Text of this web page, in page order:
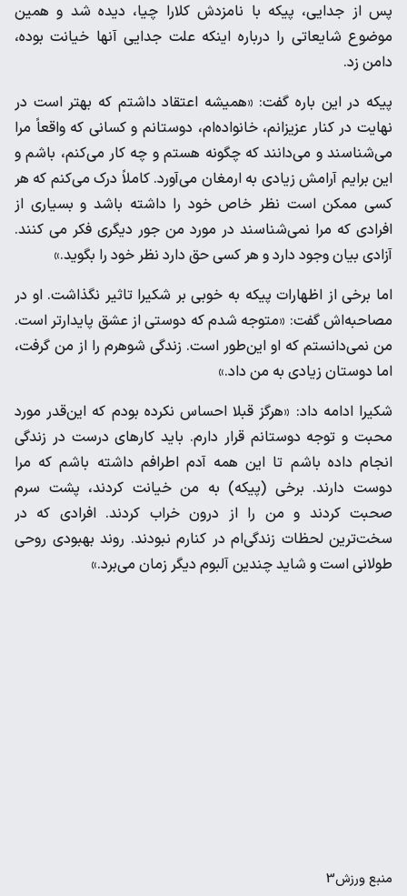
پس از جدایی، پیکه با نامزدش کلارا چیا، دیده شد و همین
موضوع شایعاتی را درباره اینکه علت جدایی آنها خیانت بوده،
دامن زد.
پیکه در این باره گفت: «همیشه اعتقاد داشتم که بهتر است در
نهایت در کنار عزیزانم، خانواده‌ام، دوستانم و کسانی که واقعاً مرا
می‌شناسند و می‌دانند که چگونه هستم و چه کار می‌کنم، باشم و
این برایم آرامش زیادی به ارمغان می‌آورد. کاملاً درک می‌کنم که هر
کسی ممکن است نظر خاص خود را داشته باشد و بسیاری از
افرادی که مرا نمی‌شناسند در مورد من جور دیگری فکر می کنند.
آزادی بیان وجود دارد و هر کسی حق دارد نظر خود را بگوید.»
اما برخی از اظهارات پیکه به خوبی بر شکیرا تاثیر نگذاشت. او در
مصاحبه‌اش گفت: «متوجه شدم که دوستی از عشق پایدارتر است.
من نمی‌دانستم که او این‌طور است. زندگی شوهرم را از من گرفت،
اما دوستان زیادی به من داد.»
شکیرا ادامه داد: «هرگز قبلا احساس نکرده‌ بودم که این‌قدر مورد
محبت و توجه دوستانم قرار دارم. باید کارهای درست در زندگی
انجام داده باشم تا این همه آدم اطرافم داشته باشم که مرا
دوست دارند. برخی (پیکه) به من خیانت کردند، پشت سرم
صحبت کردند و من را از درون خراب کردند. افرادی که در
سخت‌ترین لحظات زندگی‌ام در کنارم نبودند. روند بهبودی روحی
طولانی است و شاید چندین آلبوم دیگر زمان می‌برد.»
منبعورزش3